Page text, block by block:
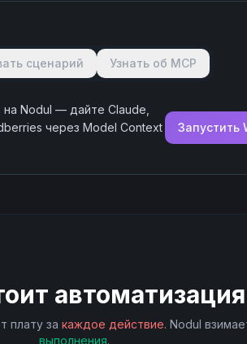
сценарий Узнать об MCP
на Nodul — дайте Claude,
через Model Context
Запустить
автоматизация
плату за каждое действие. Nodul
выполнения.